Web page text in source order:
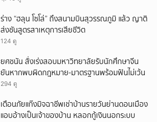
ร่าง “ฮลุน โซโล่” ถึงสนามบินสุวรรณภูมิ แล้ว ญาติ
ส่งชันสูตรสาเหตุการเสียชีวิต
124 ดู
ยศชนัน สั่งเร่งสอบมหาวิทยาลัยรับนักศึกษาจีน
ยันหากพบผิดกฎหมาย-มาตรฐานพร้อมฟันไม่เว้น
294 ดู
เตือนภัยแก๊งมิจฉาชีพเช่าบ้านรายวันย่านดอนเมือง
แอบอ้างเป็นเจ้าของบ้าน หลอกกู้เงินนอกระบบ